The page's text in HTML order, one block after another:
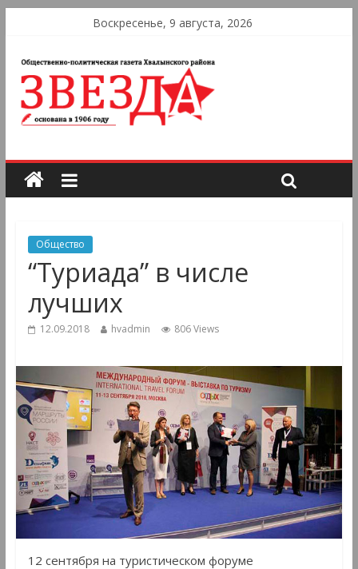
Воскресенье, 9 августа, 2026
Общество
“Туриада” в числе
лучших
12.09.2018 hvadmin 806 Views
12 сентября на туристическом форуме